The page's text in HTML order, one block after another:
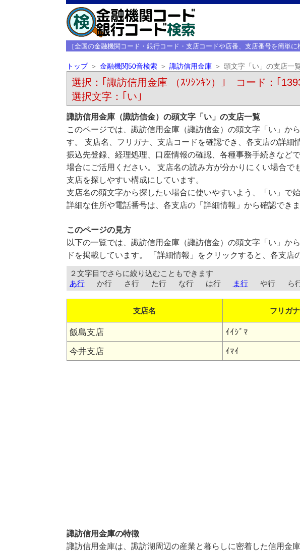
［全国の金融機関コード・銀行コード・支店コードや店番、支店番号を簡単に
トップ 金融機関50音検索 諏訪信用金庫 頭文字「い」の支店一
選択：｢諏訪信用金庫 （ｽﾜｼﾝｷﾝ）｣ コード：｢
選択文字：｢い｣
諏訪信用金庫（諏訪信金）の頭文字「い」の支店一覧
このページでは、諏訪信用金庫（諏訪信金）の頭文字「い」か
す。 支店名、フリガナ、支店コードを確認でき、各支店の詳細
振込先登録、経理処理、口座情報の確認、各種事務手続きなど
場合にご活用ください。 支店名の読み方が分かりにくい場合で
支店を探しやすい構成にしています。
支店名の頭文字から探したい場合に使いやすいよう、「い」で
詳細な住所や電話番号は、各支店の「詳細情報」から確認できま
このページの見方
以下の一覧では、諏訪信用金庫（諏訪信金）の頭文字「い」か
ドを掲載しています。 「詳細情報」をクリックすると、各支店
２文字目でさらに絞り込むこともできます
あ行 か行 さ行 た行 な行 は行 ま行 や行 ら
支店名 フリガナ
飯島支店 ｲｲｼﾞﾏ
今井支店 ｲﾏｲ
諏訪信用金庫の特徴
諏訪信用金庫は、諏訪湖周辺の産業と暮らしに密着した信用金